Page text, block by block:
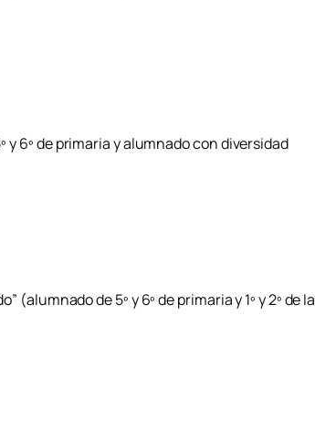
y 6º de primaria y alumnado con diversidad
de 5º y 6º de primaria y 1º y 2º de la